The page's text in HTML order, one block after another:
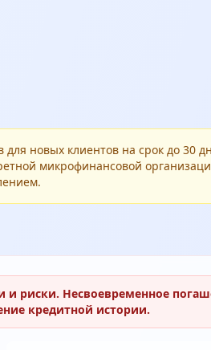
новых клиентов на срок до 30
микрофинансовой
риски. Несвоевременное
кредитной истории.